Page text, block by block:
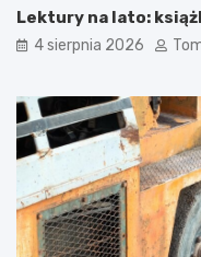
Lektury na lato:
4 sierpnia 2026